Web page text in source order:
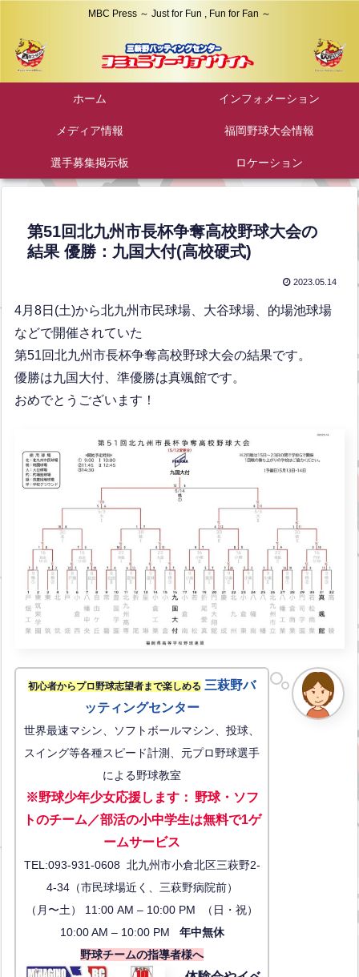
MBC Press ～ Just for Fun , Fun for Fan ～
ホーム インフォメーション
メディア情報 福岡野球大会情報
選手募集掲示板 ロケーション
第51回北九州市長杯争奪高校野球大会の
結果 優勝：九国大付(高校硬式)
2023.05.14
4月8日(土)から北九州市民球場、大谷球場、的場池球場
などで開催されていた
第51回北九州市長杯争奪高校野球大会の結果です。
優勝は九国大付、準優勝は真颯館です。
おめでとうございます！
初心者からプロ野球志望者まで楽しめる 三萩野バ
ッティングセンター
世界最速マシン、ソフトボールマシン、投球、
スイング等各種スピード計測、元プロ野球選手
による野球教室
※野球少年少女応援します： 野球・ソフ
トのチーム／部活の小中学生は無料で1ゲ
ームサービス
TEL:093-931-0608 北九州市小倉北区三萩野2-
4-34（市民球場近く、三萩野病院前）
（月〜土） 11:00 AM – 10:00 PM （日・祝）
10:00 AM – 10:00 PM 年中無休
野球チームの指導者様へ